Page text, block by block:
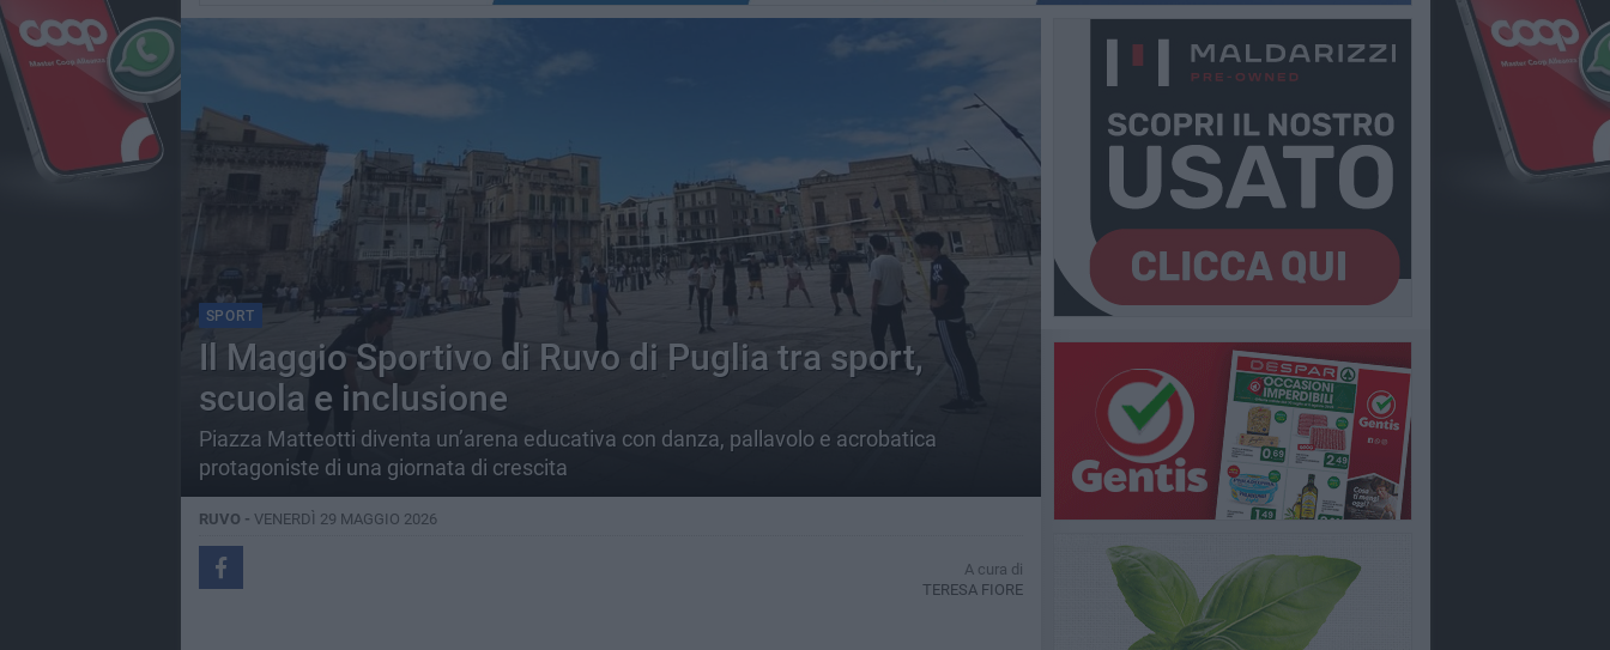
SPORT
Il Maggio Sportivo di Ruvo di Puglia tra sport,
scuola e inclusione
Piazza Matteotti diventa un’arena educativa con danza, pallavolo e acrobatica
protagoniste di una giornata di crescita
RUVO - VENERDÌ 29 MAGGIO 2026
A cura di
TERESA FIORE